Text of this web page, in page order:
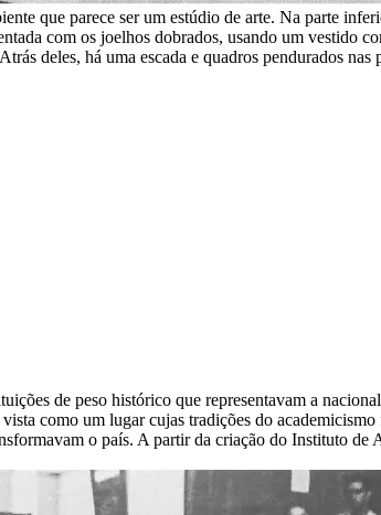
que parece ser um estúdio de arte. Na parte
com os joelhos dobrados, usando um vestido
deles, há uma escada e quadros pendurados
de peso histórico que representavam a
como um lugar cujas tradições do
o país. A partir da criação do Instituto